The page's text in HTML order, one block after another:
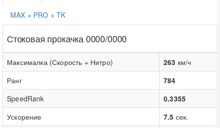
MAX + PRO + TK
Стоковая прокачка 0000/0000
Максималка (Скорость + Нитро) 263 км/ч
Ранг
784
SpeedRank
0.3355
Ускорение
7.5 сек.